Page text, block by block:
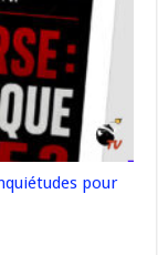
pour